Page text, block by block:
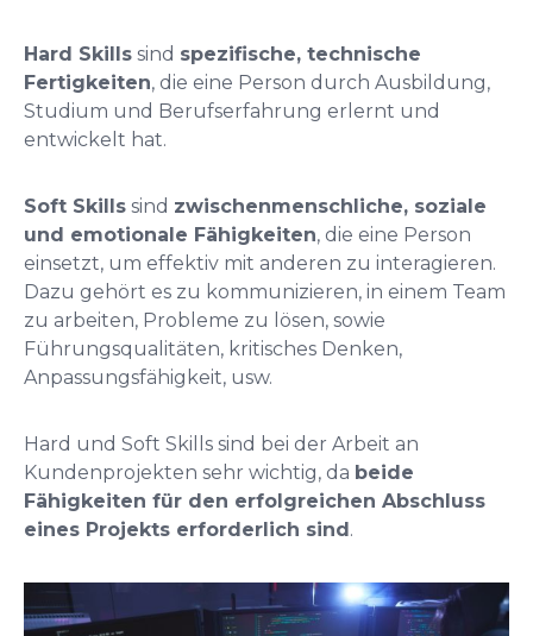
Hard Skills sind spezifische, technische
Fertigkeiten, die eine Person durch Ausbildung,
Studium und Berufserfahrung erlernt und
entwickelt hat.
Soft Skills sind zwischenmenschliche, soziale
und emotionale Fähigkeiten, die eine Person
einsetzt, um effektiv mit anderen zu interagieren.
Dazu gehört es zu kommunizieren, in einem Team
zu arbeiten, Probleme zu lösen, sowie
Führungsqualitäten, kritisches Denken,
Anpassungsfähigkeit, usw.
Hard und Soft Skills sind bei der Arbeit an
Kundenprojekten sehr wichtig, da beide
Fähigkeiten für den erfolgreichen Abschluss
eines Projekts erforderlich sind.